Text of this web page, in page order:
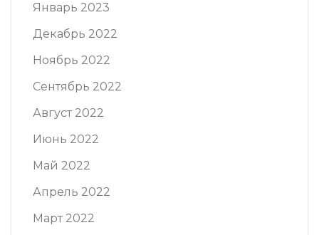
Январь 2023
Декабрь 2022
Ноябрь 2022
Сентябрь 2022
Август 2022
Июнь 2022
Май 2022
Апрель 2022
Март 2022